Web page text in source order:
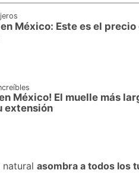
México: Este es el
en México! El muelle más
extensión
natural asombra a todos los